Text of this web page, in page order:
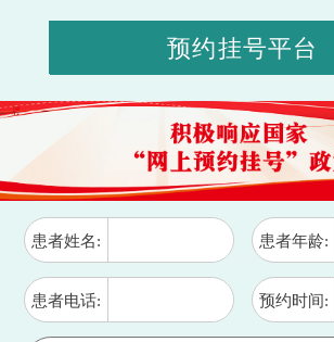
预约挂号平台
患者姓名: 患者年龄:
患者电话: 预约时间: